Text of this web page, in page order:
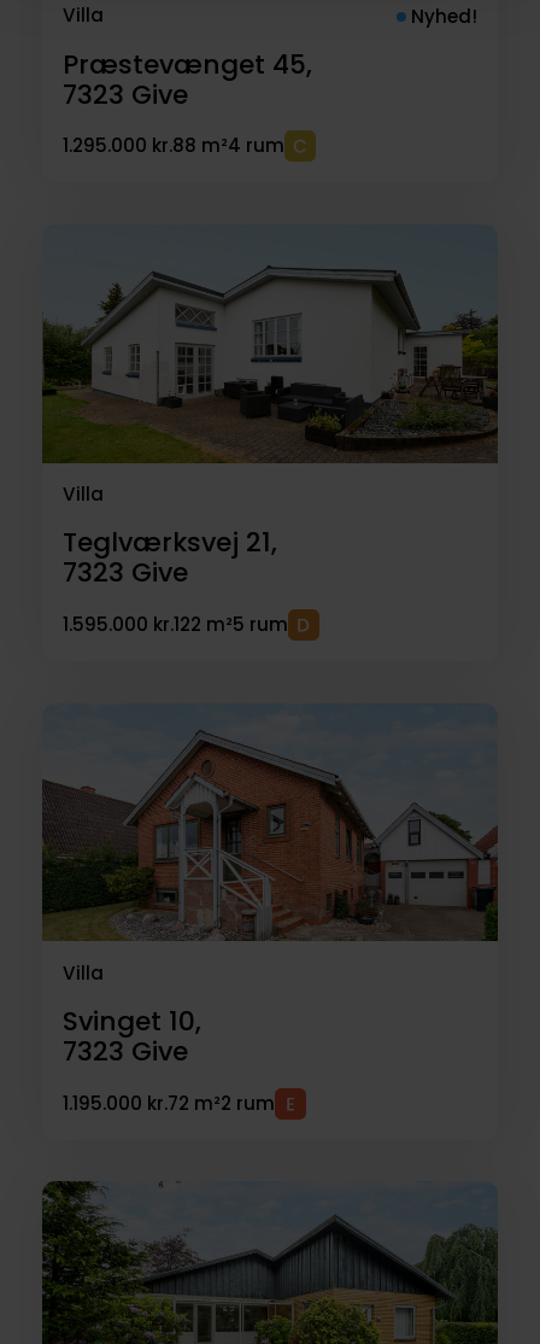
Villa Nyhed!
Præstevænget 45,
7323 Give
1.295.000 kr.88 m²4 rum
Villa
Teglværksvej 21,
7323 Give
1.595.000 kr.122 m²5 rum
Villa
Svinget 10,
7323 Give
1.195.000 kr.72 m²2 rum